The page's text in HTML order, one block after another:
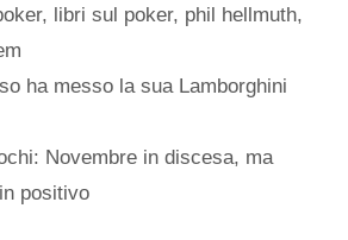
, libri sul poker, phil hellmuth,
ha messo la sua Lamborghini
Novembre in discesa, ma
positivo